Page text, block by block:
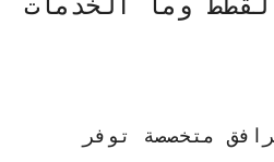
متخصصة توفر